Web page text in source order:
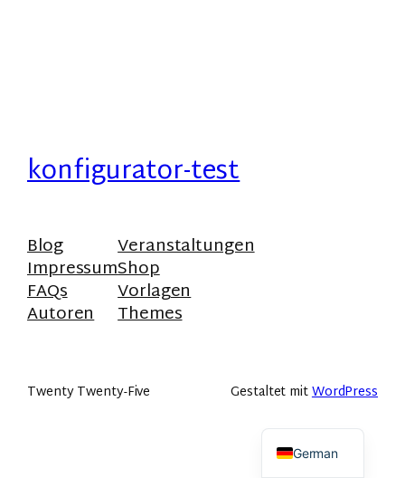
konfigurator-test
Blog
Impressum
FAQs
Autoren
Veranstaltungen
Shop
Vorlagen
Themes
Twenty Twenty-Five Gestaltet mitWordPress
German